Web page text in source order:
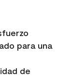
para una
de